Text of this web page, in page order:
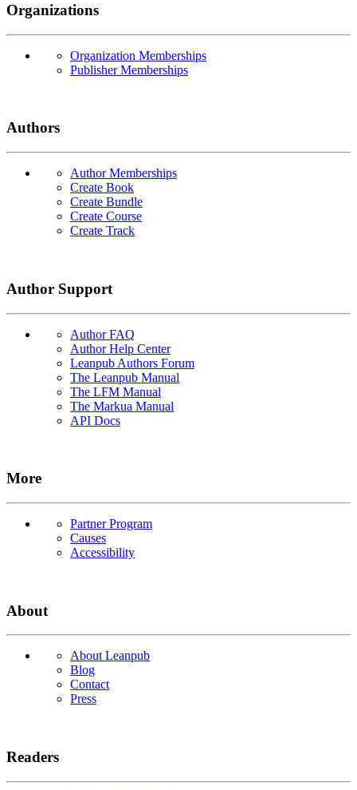
Organizations
Organization Memberships
Publisher Memberships
Authors
Author Memberships
Create Book
Create Bundle
Create Course
Create Track
Author Support
Author FAQ
Author Help Center
Leanpub Authors Forum
The Leanpub Manual
The LFM Manual
The Markua Manual
API Docs
More
Partner Program
Causes
Accessibility
About
About Leanpub
Blog
Contact
Press
Readers